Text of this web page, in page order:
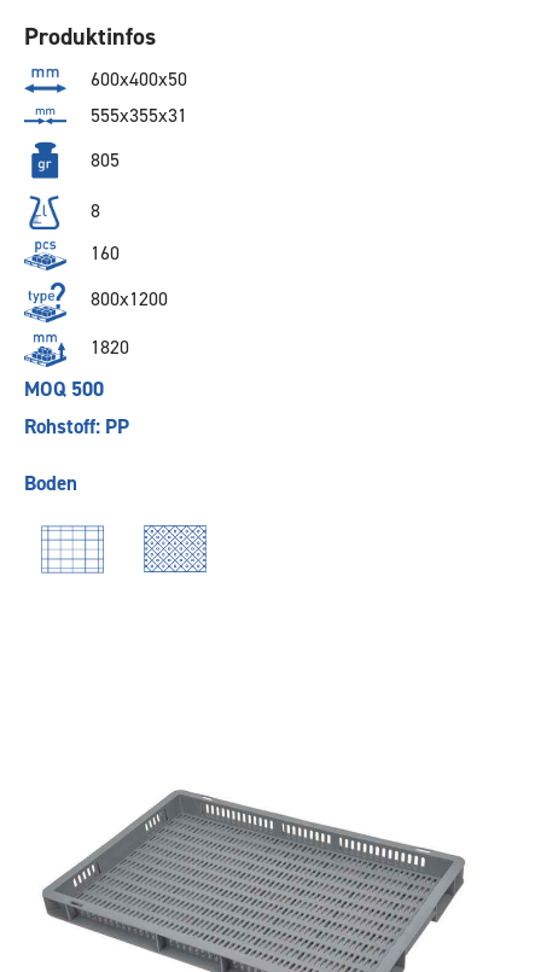
Produktinfos
600x400x50
555x355x31
805
8
160
800x1200
1820
MOQ 500
Rohstoff: PP
Boden